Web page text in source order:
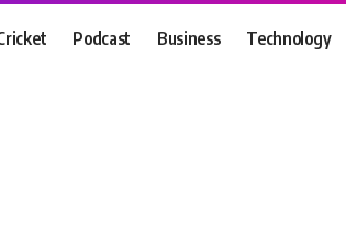
Podcast Business Technology